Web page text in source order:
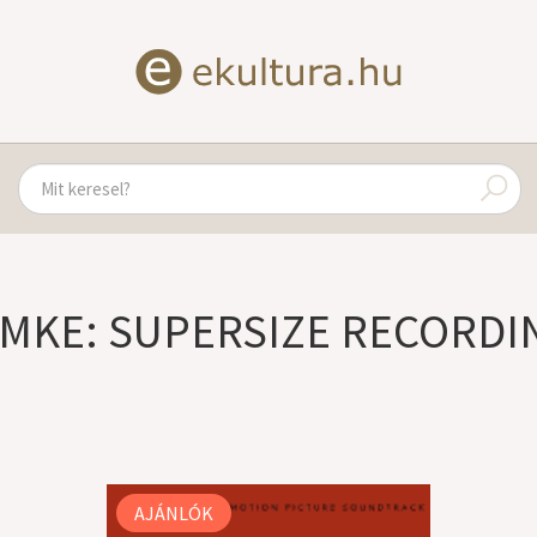
SUPERSIZE
AJÁNLÓK